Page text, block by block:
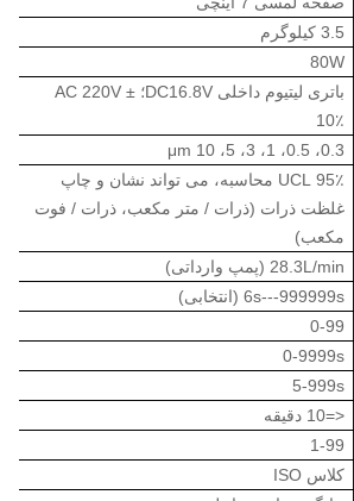
3.5 کيلوگرم
80W
باتری لیتیوم داخلی DC16.8V؛ AC 220V ±
10٪
0.3، 0.5، 1، 3، 5، 10 μm
95٪ UCL محاسبه، می تواند نشان و چاپ
غلظت ذرات (ذرات / متر مکعب، ذرات / فوت
مکعب)
28.3L/min (پمپ وارداتی)
6s---999999s (انتخابی)
0-99
0-9999s
5-999s
<=10 دقیقه
1-99
کلاس ISO